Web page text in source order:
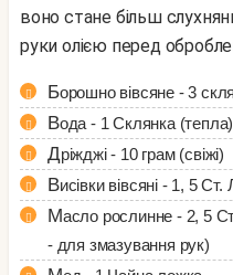
воно стане більш
руки олією перед
Борошно вівсяне - 3
Вода - 1 Склянка (тепла)
Дріжджі - 10 грам (свіжі)
Висівки вівсяні - 1, 5
Масло рослинне - 2, 5 Ст. Ложки(1, 5 ст.Л. - в тісто, 1 ст.Л.
- для змазування рук)